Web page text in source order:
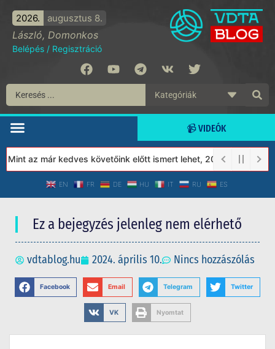
2026. augusztus 8.
László, Domonkos
Belépés / Regisztráció
📹 VIDEÓK
az már kedves követőink előtt ismert lehet, 2023-tól a Védett
EN FR DE HU IT RU ES
Ez a bejegyzés jelenleg nem elérhető
vdtablog.hu 2024. április 10. Nincs hozzászólás
Facebook Email Telegram Twitter
VK Nyomtat